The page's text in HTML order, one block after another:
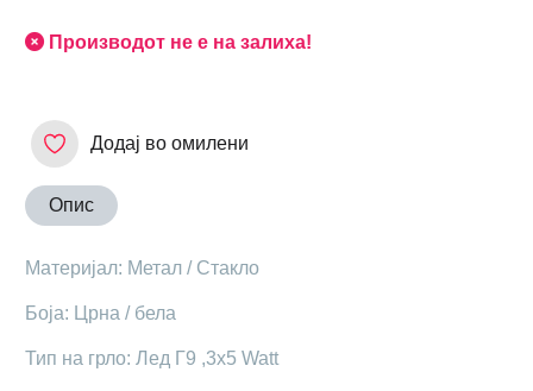
Производот не е на залиха!
Додај во омилени
Опис
Материјал: Метал / Стакло
Боја: Црна / бела
Тип на грло: Лед Г9 ,3x5 Watt